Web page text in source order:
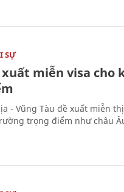
SỰ
miễn visa
- Vũng Tàu đề xuất miễn
trọng điểm như châu